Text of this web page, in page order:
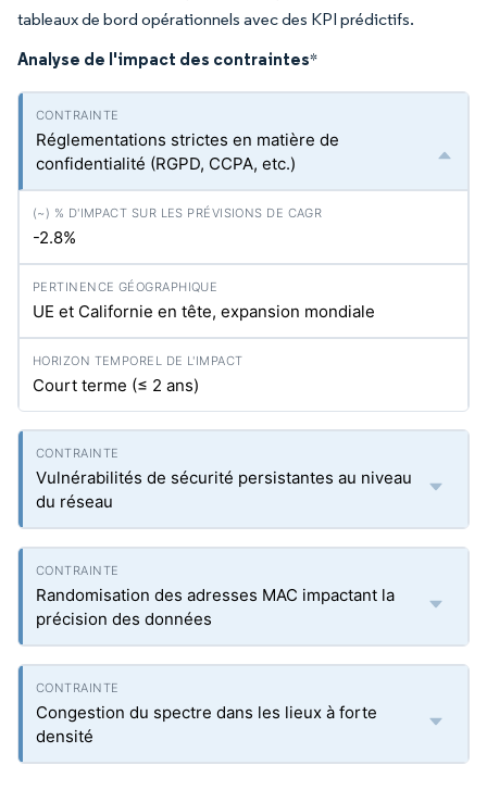
tableaux de bord opérationnels avec des KPI prédictifs.
Analyse de l'impact des contraintes*
Réglementations strictes en matière de
confidentialité (RGPD, CCPA, etc.)
-2.8%
UE et Californie en tête, expansion mondiale
Court terme (≤ 2 ans)
Vulnérabilités de sécurité persistantes au niveau
du réseau
Randomisation des adresses MAC impactant la
précision des données
Congestion du spectre dans les lieux à forte
densité